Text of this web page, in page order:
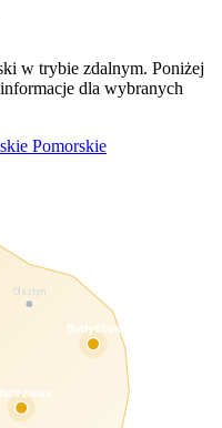
w trybie zdalnym. Poniżej
dla wybranych
Pomorskie
Białystok
Olsztyn